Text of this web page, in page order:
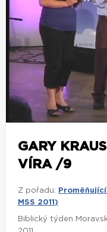
GARY
VÍRA /9
Z pořadu:
MSS 2011)
Biblický týden